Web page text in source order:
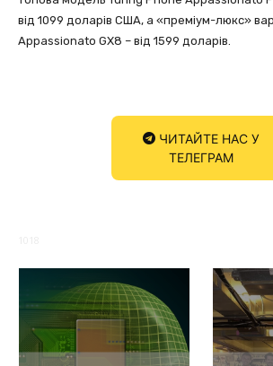
від 1099 доларів США, а «преміум-люкс»
Appassionato GX8 – від 1599 доларів.
ЧИТАЙТЕ НАС У
ТЕЛЕГРАМ